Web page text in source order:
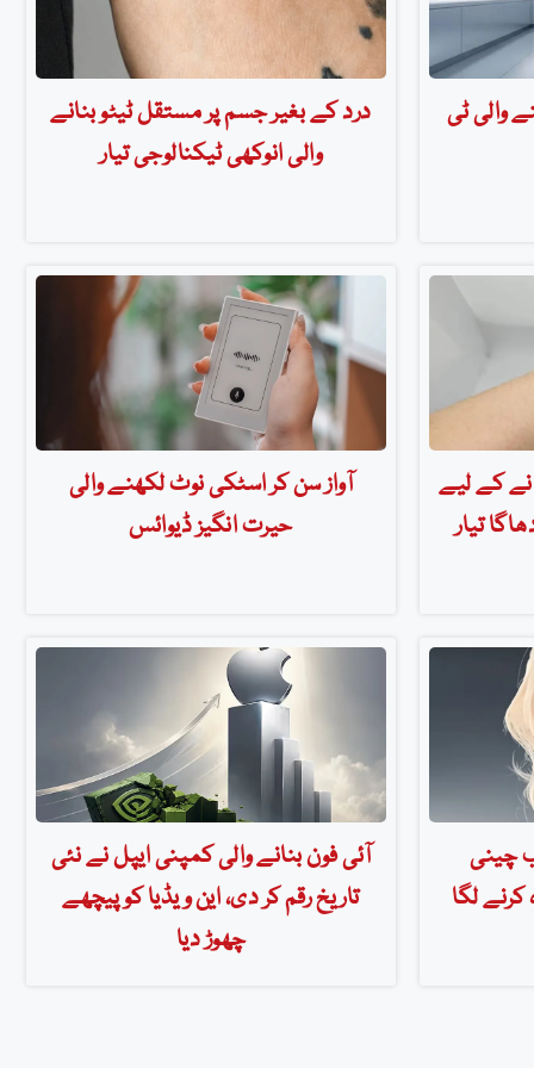
والی ٹی
درد کے بغیر جسم پر مستقل ٹیٹو بنانے
والی انوکھی ٹیکنالوجی تیار
کے لیے
تیار
آواز سن کر اسٹکی نوٹ لکھنے والی
حیرت انگیز ڈیوائس
چینی
لگا
آئی فون بنانے والی کمپنی ایپل نے نئی
تاریخ رقم کر دی، این ویڈیا کو پیچھے
چھوڑ دیا